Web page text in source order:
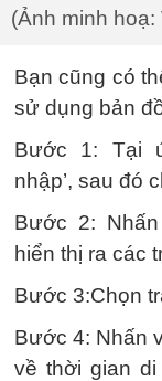
(Ảnh minh hoạ:
Bạn cũng có
sử dụng bản
Bước 1: Tại
nhập’, sau đó
Bước 2:
hiển thị ra các
Bước 3:Chọn
Bước 4: Nhấn
về thời gian